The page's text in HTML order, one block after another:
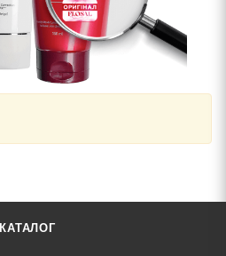
КАТАЛОГ